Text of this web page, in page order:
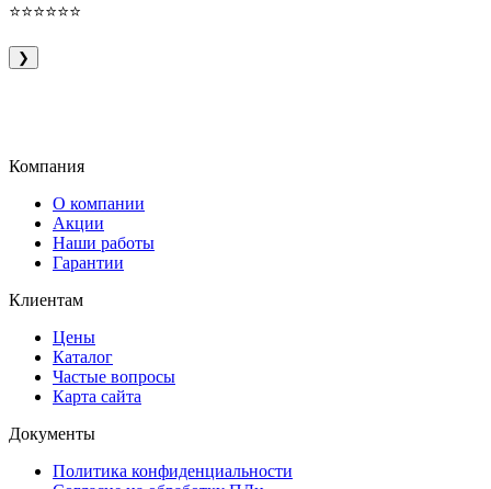
⭐⭐⭐⭐⭐⭐
❯
Компания
О компании
Акции
Наши работы
Гарантии
Клиентам
Цены
Каталог
Частые вопросы
Карта сайта
Документы
Политика конфиденциальности